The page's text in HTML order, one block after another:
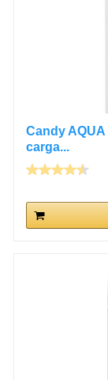
Candy
carga...